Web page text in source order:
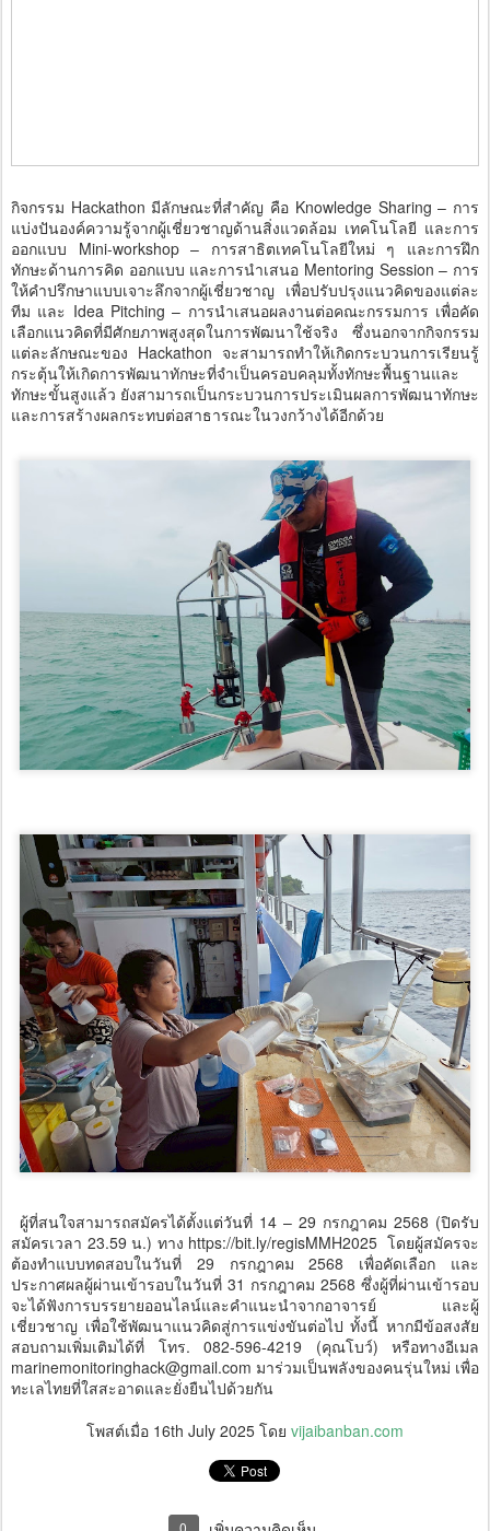
กิจกรรม Hackathon มีลักษณะที่สำคัญ คือ Knowledge Sharing – การ
แบ่งปันองค์ความรู้จากผู้เชี่ยวชาญด้านสิ่งแวดล้อม เทคโนโลยี และการ
ออกแบบ Mini-workshop – การสาธิตเทคโนโลยีใหม่ ๆ และการฝึก
ทักษะด้านการคิด ออกแบบ และการนำเสนอ Mentoring Session – การ
ให้คำปรึกษาแบบเจาะลึกจากผู้เชี่ยวชาญ เพื่อปรับปรุงแนวคิดของแต่ละ
ทีม และ Idea Pitching – การนำเสนอผลงานต่อคณะกรรมการ เพื่อคัด
เลือกแนวคิดที่มีศักยภาพสูงสุดในการพัฒนาใช้จริง ซึ่งนอกจากกิจกรรม
แต่ละลักษณะของ Hackathon จะสามารถทำให้เกิดกระบวนการเรียนรู้
กระตุ้นให้เกิดการพัฒนาทักษะที่จำเป็นครอบคลุมทั้งทักษะพื้นฐานและ
ทักษะขั้นสูงแล้ว ยังสามารถเป็นกระบวนการประเมินผลการพัฒนาทักษะ
และการสร้างผลกระทบต่อสาธารณะในวงกว้างได้อีกด้วย
ผู้ที่สนใจสามารถสมัครได้ตั้งแต่วันที่ 14 – 29 กรกฎาคม 2568 (ปิดรับ
สมัครเวลา 23.59 น.) ทาง https://bit.ly/regisMMH2025 โดยผู้สมัครจะ
ต้องทำแบบทดสอบในวันที่ 29 กรกฎาคม 2568 เพื่อคัดเลือก และ
ประกาศผลผู้ผ่านเข้ารอบในวันที่ 31 กรกฎาคม 2568 ซึ่งผู้ที่ผ่านเข้ารอบ
จะได้ฟังการบรรยายออนไลน์และคำแนะนำจากอาจารย์ และผู้
เชี่ยวชาญ เพื่อใช้พัฒนาแนวคิดสู่การแข่งขันต่อไป ทั้งนี้ หากมีข้อสงสัย
สอบถามเพิ่มเติมได้ที่ โทร. 082-596-4219 (คุณโบว์) หรือทางอีเมล
marinemonitoringhack@gmail.com มาร่วมเป็นพลังของคนรุ่นใหม่ เพื่อ
ทะเลไทยที่ใสสะอาดและยั่งยืนไปด้วยกัน
โพสต์เมื่อ 16th July 2025 โดย vijaibanban.com